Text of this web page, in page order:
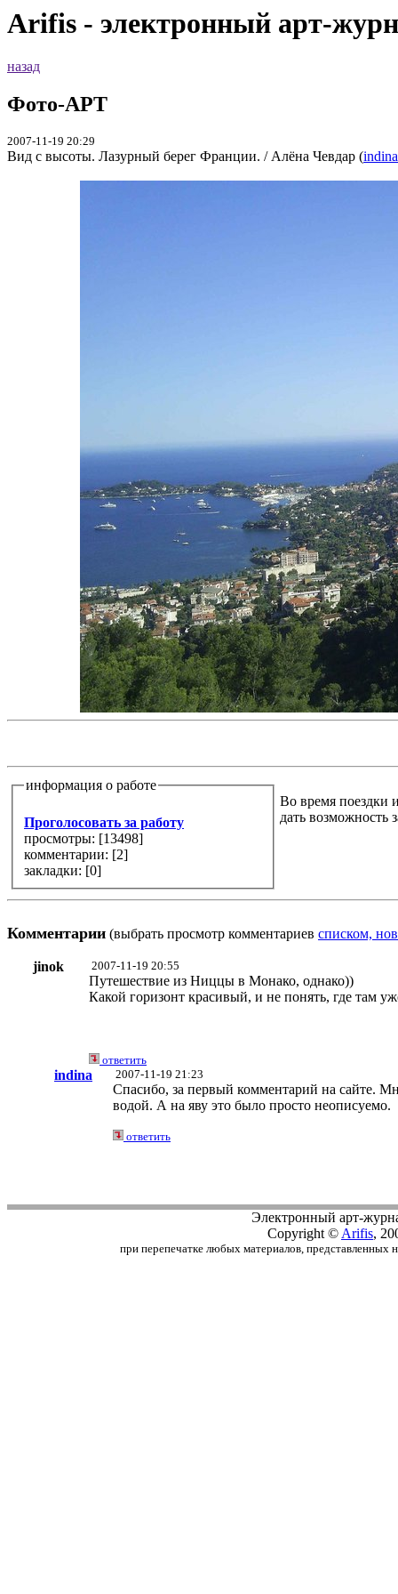
Arifis - электронный арт-
назад
Фото-АРТ
2007-11-19 20:29
Вид с высоты. Лазурный берег Франции. / Алёна Чевдар (indina
информация о работе
Проголосовать за работу
просмотры: [13498]
комментарии: [2]
закладки: [0]
Во время поездки
дать возможность
Комментарии (выбрать просмотр комментариев списком,
jinok 2007-11-19 20:55
Путешествие из Ниццы в Монако, однако))
Какой горизонт красивый, и не понять, где там
ответить
indina 2007-11-19 21:23
Спасибо, за первый комментарий на сайте.
водой. А на яву это было просто неописуемо.
ответить
Электронный арт-
Copyright © Arifis,
при перепечатке любых материалов, представленных